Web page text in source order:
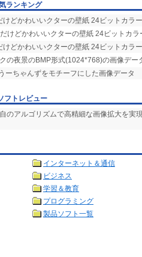
ランキング
けどかわいいクターの壁紙 24ビットカラ
けどかわいいクターの壁紙 24ビットカラ
けどかわいいクターの壁紙 24ビットカラ
の夜景のBMP形式(1024*768)の画像デー
うーちゃんずをモチーフにした画像データ
フトレビュー
のアルゴリズムで高精細な画像拡大を実
インターネット＆通信
ビジネス
学習＆教育
プログラミング
製品ソフト一覧